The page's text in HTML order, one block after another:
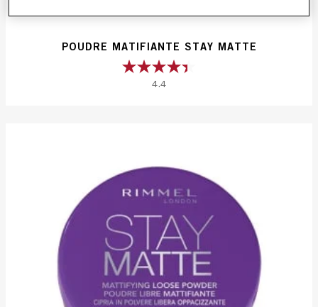
POUDRE MATIFIANTE STAY MATTE
4.4
4.4
évaluations